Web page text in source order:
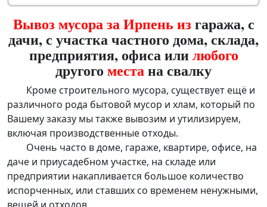
Вывоз мусора за Ирпень из гаража, с
дачи, с участка частного дома, склада,
предприятия, офиса илилюбого
другого местана свалку
Кроме строительного мусора, существует ещё и
различного рода бытовой мусор и хлам, который по
Вашему заказу мы также вывозим и утилизируем,
включая производственные отходы.
Очень часто в доме, гараже, квартире, офисе, на
даче и приусадебном участке, на складе или
предприятии накапливается большое количество
испорченных, или ставших со временем ненужными,
вещей и отходов.